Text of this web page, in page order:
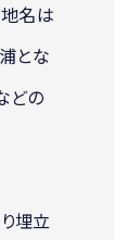
名は
とな
どの
埋立